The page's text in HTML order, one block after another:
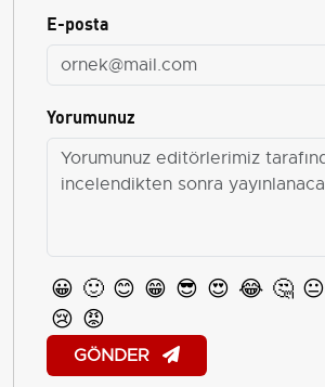
E-posta
Yorumunuz
😀 🙂 😊 😁 😎 😍 😂 🤔 😐
😢 😡
GÖNDER